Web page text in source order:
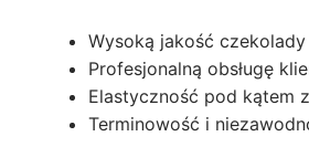
Wysoką jakość
Profesjonalną obsługę
Elastyczność pod kątem
Terminowość i